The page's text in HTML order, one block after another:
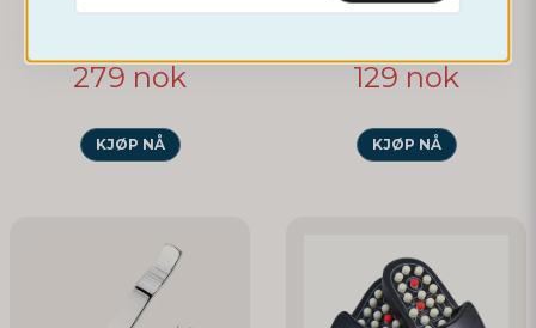
279 nok
KJØP NÅ
NORDICTEST
129 nok
KJØP NÅ